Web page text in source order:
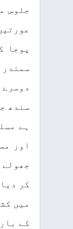
جلوس
پوجا
سندھ
ہے
اور
جھولے
کر
میں
کے